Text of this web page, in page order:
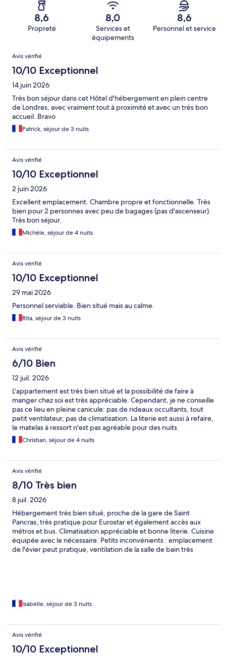
8,6
Propreté
8,0
Services et
équipements
8,6
Personnel et service
Avis
Avis vérifié
10/10 Exceptionnel
14 juin 2026
Très bon séjour dans cet Hôtel d'hébergement en plein centre
de Londres, avec vraiment tout à proximité et avec un très bon
accueil. Bravo
Patrick, séjour de 3 nuits
Avis vérifié
10/10 Exceptionnel
2 juin 2026
Excellent emplacement. Chambre propre et fonctionnelle. Très
bien pour 2 personnes avec peu de bagages (pas d'ascenseur).
Très bon séjour.
Michèle, séjour de 4 nuits
Avis vérifié
10/10 Exceptionnel
29 mai 2026
Personnel serviable. Bien situé mais au calme.
Rita, séjour de 3 nuits
Avis vérifié
6/10 Bien
12 juil. 2026
L'appartement est très bien situé et la possibilité de faire à
manger chez soi est très appréciable. Cependant, je ne conseille
pas ce lieu en pleine canicule: pas de rideaux occultants, tout
petit ventilateur, pas de climatisation. La literie est aussi à refaire,
le matelas à ressort n'est pas agréable pour des nuits
réparatrices.
Christian, séjour de 4 nuits
Avis vérifié
8/10 Très bien
8 juil. 2026
Hébergement très bien situé, proche de la gare de Saint
Pancras, très pratique pour Eurostar et également accès aux
métros et bus. Climatisation appréciable et bonne literie. Cuisine
équipée avec le nécessaire. Petits inconvénients : emplacement
de l'évier peut pratique, ventilation de la salle de bain très
Isabelle, séjour de 3 nuits
Avis vérifié
10/10 Exceptionnel